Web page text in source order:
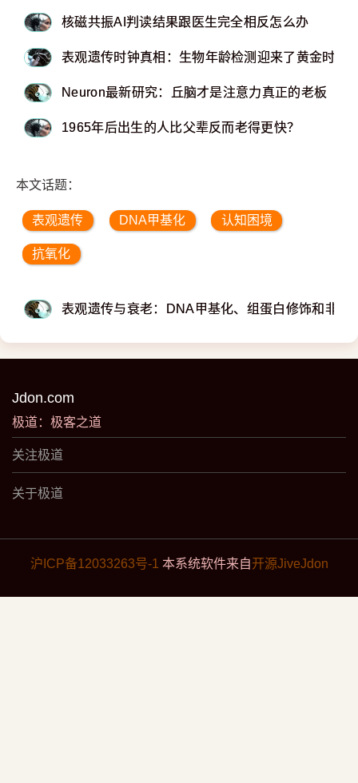
核磁共振AI判读结果跟医生完全相反怎么办
表观遗传时钟真相：生物年龄检测迎来了黄金时代
Neuron最新研究：丘脑才是注意力真正的老板
1965年后出生的人比父辈反而老得更快？
本文话题：
表观遗传 DNA甲基化 认知困境
抗氧化
表观遗传与衰老：DNA甲基化、组蛋白修饰和非编
Jdon.com
极道：极客之道
关注极道
关于极道
沪ICP备12033263号-1 本系统软件来自开源JiveJdon